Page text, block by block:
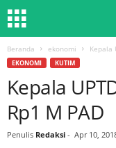
Beranda ekonomi Kepala
EKONOMI KUTIM
Kepala
Rp1 M PAD
Penulis Redaksi - Apr 10,